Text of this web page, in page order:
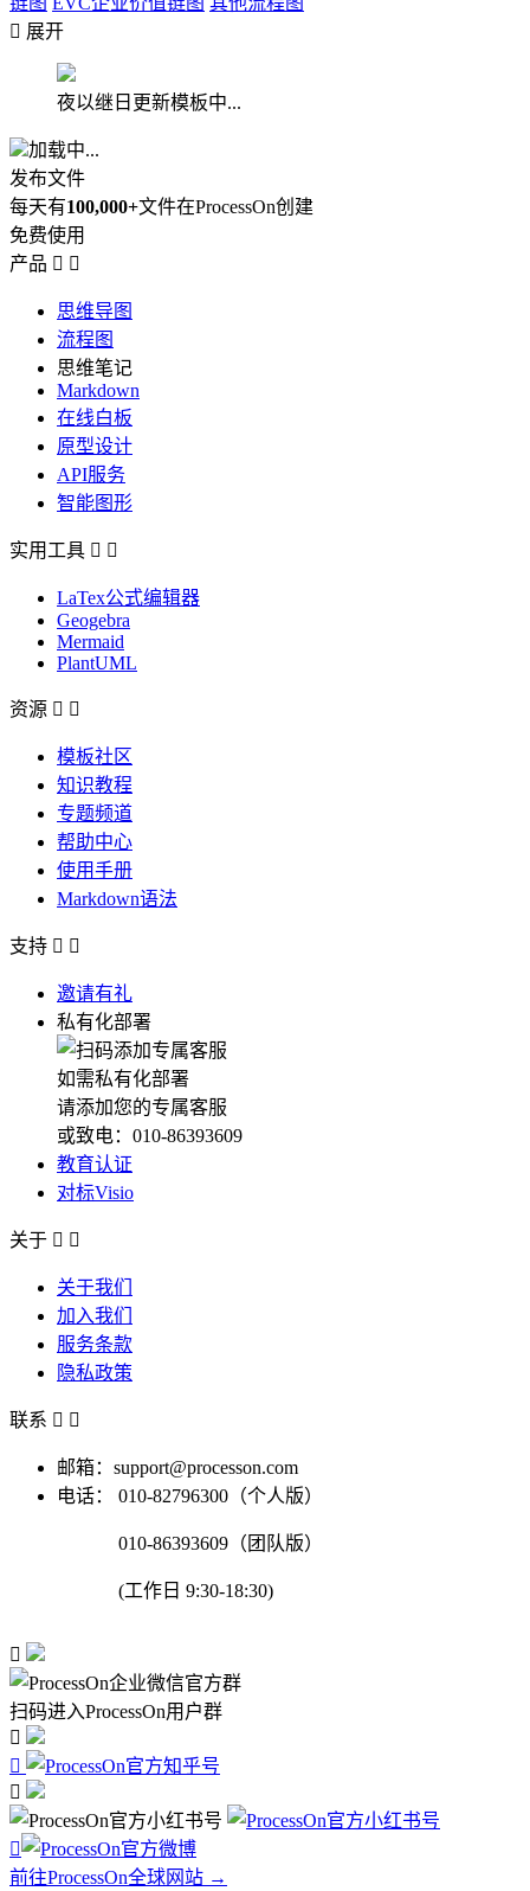
 展开
夜以继日更新模板中...
加载中...
发布文件
每天有100,000+文件在ProcessOn创建
免费使用
产品  
思维导图
流程图
思维笔记
Markdown
在线白板
原型设计
API服务
智能图形
实用工具  
LaTex公式编辑器
Geogebra
Mermaid
PlantUML
资源  
模板社区
知识教程
专题频道
帮助中心
使用手册
Markdown语法
支持  
邀请有礼
私有化部署
如需私有化部署
请添加您的专属客服
或致电：010-86393609
教育认证
对标Visio
关于  
关于我们
加入我们
服务条款
隐私政策
联系  
邮箱：support@processon.com
电话：
010-82796300（个人版）
010-86393609（团队版）
(工作日 9:30-18:30)

扫码进入ProcessOn用户群




前往ProcessOn全球网站 →